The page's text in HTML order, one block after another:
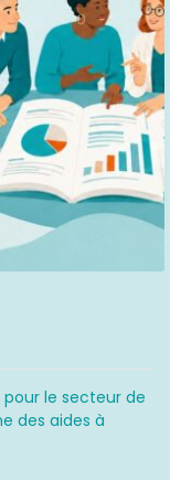
le secteur de
des aides à